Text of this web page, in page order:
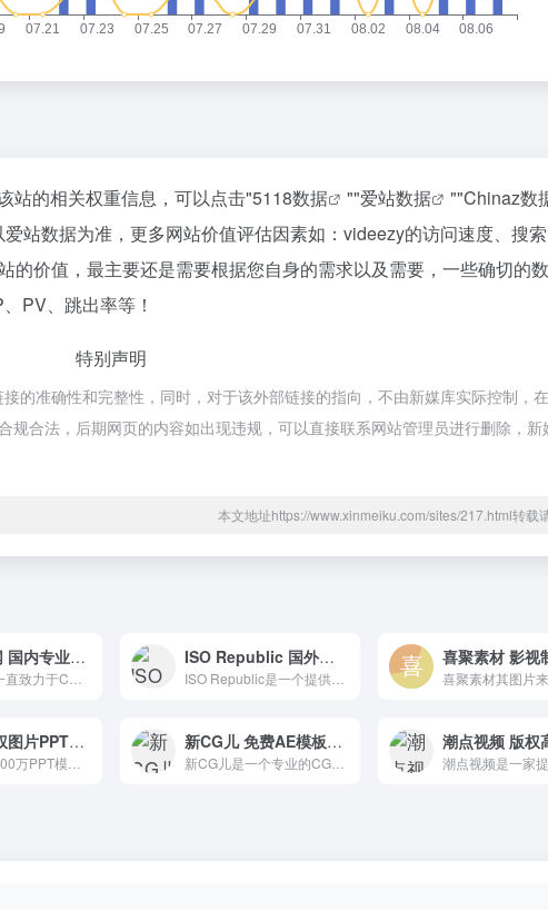
站的相关权重信息，可以点击"5118数据 ""爱站数据 ""Chinaz数
站数据为准，更多网站价值评估因素如：videezy的访问速度、搜
的价值，最主要还是需要根据您自身的需求以及需要，一些确切的
PV、跳出率等！
特别声明
的准确性和完整性，同时，对于该外部链接的指向，不由新媒库实际控制，
合法，后期网页的内容如出现违规，可以直接联系网站管理员进行删除，新
本文地址https://www.xinmeiku.com/sites/217.html转载
人人素材网 国内专业的CG素材与教程分享网站 ISO Republic 国外免费下载素材的网站
ISO Republic是一个提供免费下载素材的网站，为我们提供无版权的免费材料，如图像/视频/插图/音乐。
觅知网 版权图片PPT综合素材平台 新CG儿 免费AE模板素材下载和国内外CG佳作参考
新CG儿是一个专业的CG教程和资源共享平台，提供各种CG软件教程和资源。